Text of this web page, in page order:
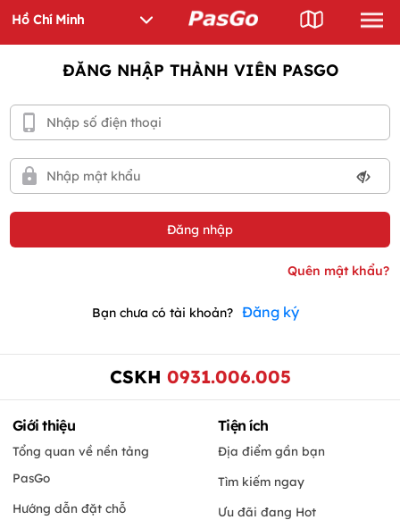
ĐĂNG NHẬP THÀNH VIÊN PASGO
Bạn chưa có tài khoản? Đăng ký
CSKH 0931.006.005
Giới thiệu
Tổng quan về nền tảng
PasGo
Hướng dẫn đặt chỗ
Tiện ích
Địa điểm gần bạn
Tìm kiếm ngay
Ưu đãi đang Hot